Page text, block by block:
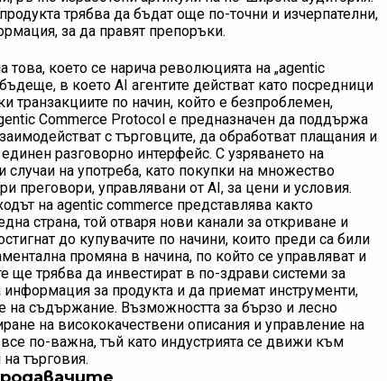
трябва да бъдат още по-точни и изчерпателни,
за да правят препоръки.
което се нарича революцията на „agentic
в което AI агентите действат като посредници
транзакциите по начин, който е безпроблемен,
Commerce Protocol е предназначен да поддържа
с търговците, да обработват плащания и
разговорно интерфейс. С узряването на
на употреба, като покупки на множество
преговори, управлявани от AI, за цени и условия.
на agentic commerce представлява както
страна, той отваря нови канали за откриване и
до купувачите по начини, които преди са били
промяна в начина, по който се управляват и
ще трябва да инвестират в по-здрави системи за
информация за продукта и да приемат инструменти,
на съдържание. Възможността за бързо и лесно
на висококачествени описания и управление на
по-важна, тъй като индустрията се движи към
търговия.